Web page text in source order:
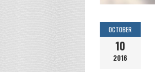
OCTOBER
10
2016